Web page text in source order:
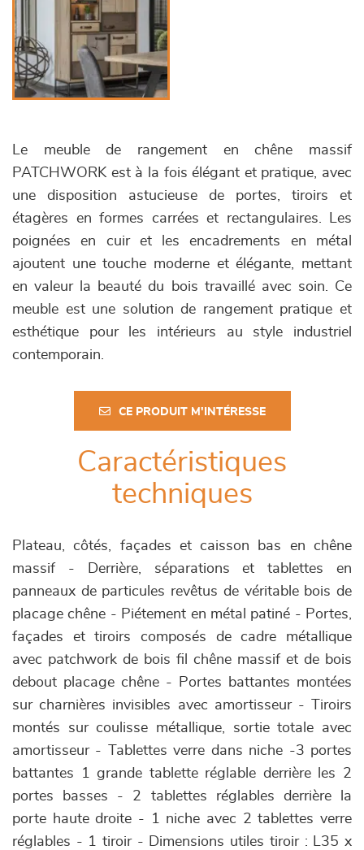
Le meuble de rangement en chêne massif
PATCHWORK est à la fois élégant et pratique, avec
une disposition astucieuse de portes, tiroirs et
étagères en formes carrées et rectangulaires. Les
poignées en cuir et les encadrements en métal
ajoutent une touche moderne et élégante, mettant
en valeur la beauté du bois travaillé avec soin. Ce
meuble est une solution de rangement pratique et
esthétique pour les intérieurs au style industriel
contemporain.
CE PRODUIT M'INTÉRESSE
Caractéristiques
techniques
Plateau, côtés, façades et caisson bas en chêne
massif - Derrière, séparations et tablettes en
panneaux de particules revêtus de véritable bois de
placage chêne - Piétement en métal patiné - Portes,
façades et tiroirs composés de cadre métallique
avec patchwork de bois fil chêne massif et de bois
debout placage chêne - Portes battantes montées
sur charnières invisibles avec amortisseur - Tiroirs
montés sur coulisse métallique, sortie totale avec
amortisseur - Tablettes verre dans niche -3 portes
battantes 1 grande tablette réglable derrière les 2
portes basses - 2 tablettes réglables derrière la
porte haute droite - 1 niche avec 2 tablettes verre
réglables - 1 tiroir - Dimensions utiles tiroir : L35 x